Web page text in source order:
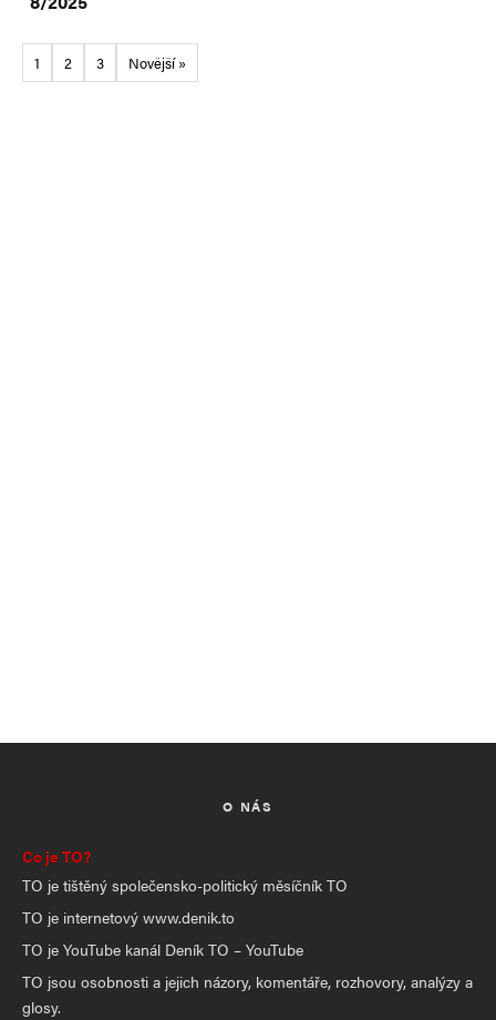
1 2 3 Novější »
O NÁS
Co je TO?
TO je tištěný společensko-politický měsíčník TO
TO je internetový www.denik.to
TO je YouTube kanál Deník TO – YouTube
TO jsou osobnosti a jejich názory, komentáře, rozhovory, analýzy a
glosy.